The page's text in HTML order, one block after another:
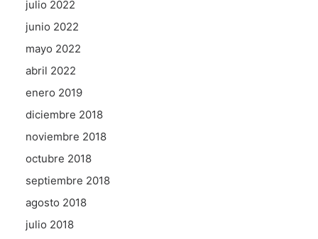
julio 2022
junio 2022
mayo 2022
abril 2022
enero 2019
diciembre 2018
noviembre 2018
octubre 2018
septiembre 2018
agosto 2018
julio 2018